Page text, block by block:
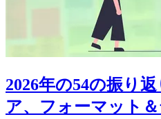
2026年の54の振り
ア、フォーマット